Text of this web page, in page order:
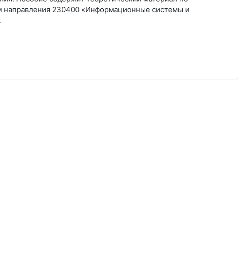
направления 230400 «Информационные системы и